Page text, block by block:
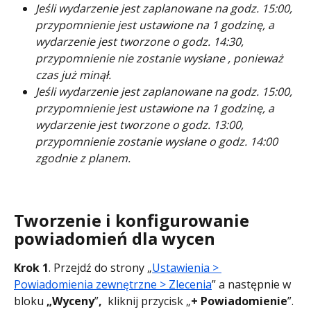
Jeśli wydarzenie jest zaplanowane na godz. 15:00,
przypomnienie jest ustawione na 1 godzinę, a
wydarzenie jest tworzone o godz. 14:30,
przypomnienie nie zostanie wysłane , ponieważ
czas już minął.
Jeśli wydarzenie jest zaplanowane na godz. 15:00,
przypomnienie jest ustawione na 1 godzinę, a
wydarzenie jest tworzone o godz. 13:00,
przypomnienie zostanie wysłane o godz. 14:00
zgodnie z planem.
Tworzenie i konfigurowanie
powiadomień dla wycen
Krok 1. Przejdź do strony „Ustawienia >
Powiadomienia zewnętrzne > Zlecenia” a następnie w
bloku „Wyceny”, kliknij przycisk „+ Powiadomienie”.